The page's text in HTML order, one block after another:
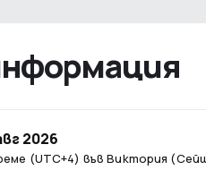
(UTC+4) във Виктория
2026